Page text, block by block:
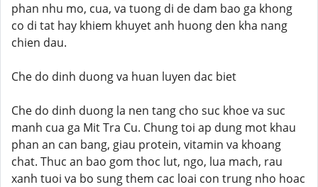
phan nhu mo, cua, va tuong di de dam bao ga khong
co di tat hay khiem khuyet anh huong den kha nang
chien dau.
Che do dinh duong va huan luyen dac biet
Che do dinh duong la nen tang cho suc khoe va suc
manh cua ga Mit Tra Cu. Chung toi ap dung mot khau
phan an can bang, giau protein, vitamin va khoang
chat. Thuc an bao gom thoc lut, ngo, lua mach, rau
xanh tuoi va bo sung them cac loai con trung nho hoac